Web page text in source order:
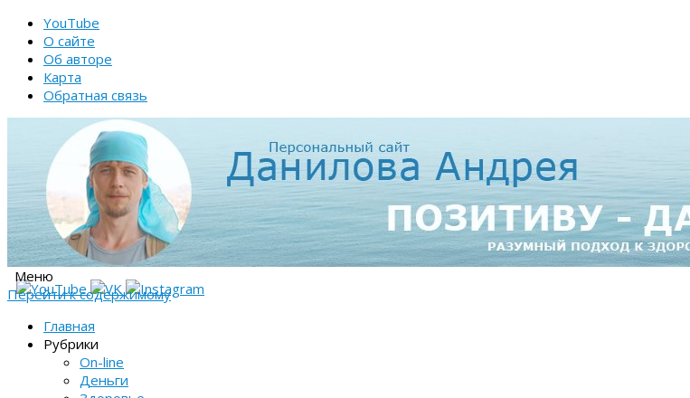
YouTube
О сайте
Об авторе
Карта
Обратная связь
Меню
Перейти к содержимому
Главная
Рубрики
On-line
Деньги